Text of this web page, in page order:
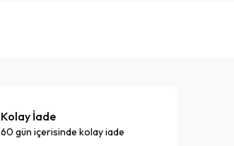
Kolay İade
60 gün içerisinde kolay iade